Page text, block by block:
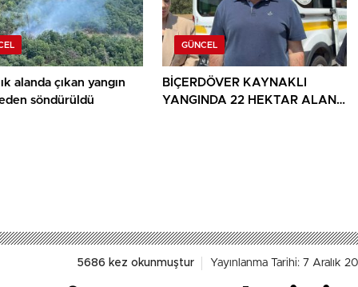
alanda çıkan yangın
söndürüldü
GÜNCEL
BİÇERDÖVER KAYNAKLI
YANGINDA 22 HEKTAR ALAN
5686 kez okunmuştur Yayınlanma Tarihi: 7 Aralık